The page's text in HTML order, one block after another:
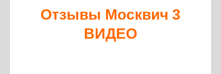
Отзывы Москвич 3
ВИДЕО